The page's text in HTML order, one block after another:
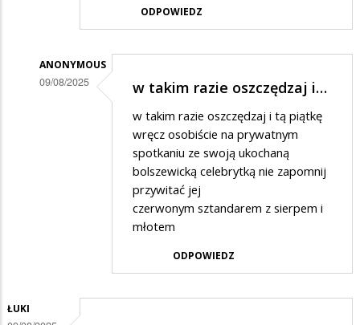
ODPOWIEDZ
ANONYMOUS
09/08/2025 w takim razie oszczędzaj i…
w takim razie oszczędzaj i tą piątkę
wręcz osobiście na prywatnym
spotkaniu ze swoją ukochaną
bolszewicką celebrytką nie zapomnij
przywitać jej
czerwonym sztandarem z sierpem i
młotem
ODPOWIEDZ
ŁUKI